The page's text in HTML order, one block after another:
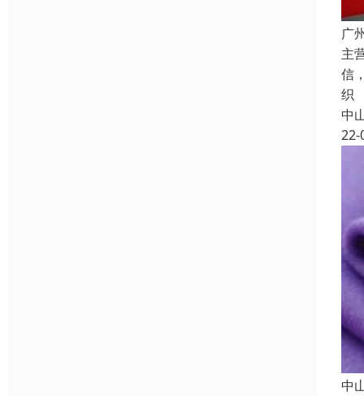
广
主
信
织
中
22-
中